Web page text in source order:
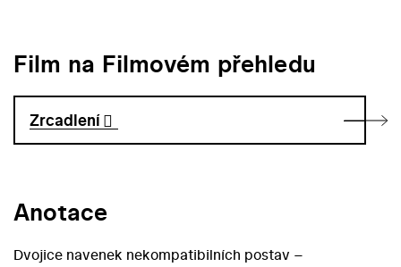
Film na Filmovém přehledu
Zrcadlení
Anotace
Dvojice navenek nekompatibilních postav –